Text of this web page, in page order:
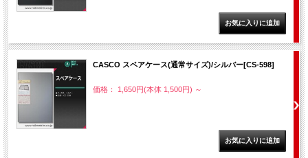
CASCO スペアケース(通常サイズ)/シルバー[CS-598]
価格： 1,650円(本体 1,500円) ～